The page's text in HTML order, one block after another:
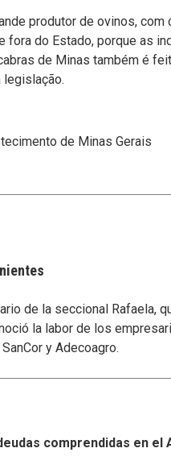
produtor de ovinos,
fora do Estado, porque as
de Minas também é
legislação.
de Minas Gerais
de la seccional Rafaela,
la labor de los
y Adecoagro.
comprendidas en